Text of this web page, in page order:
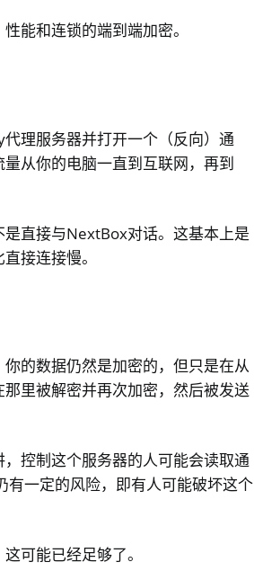
能和连锁的端到端加密。
理服务器并打开一个（反向）通
从你的电脑一直到互联网，再到
直接与NextBox对话。这基本上是
接连接慢。
的数据仍然是加密的，但只是在从
里被解密并再次加密，然后被发送
控制这个服务器的人可能会读取通
一定的风险，即有人可能破坏这个
可能已经足够了。